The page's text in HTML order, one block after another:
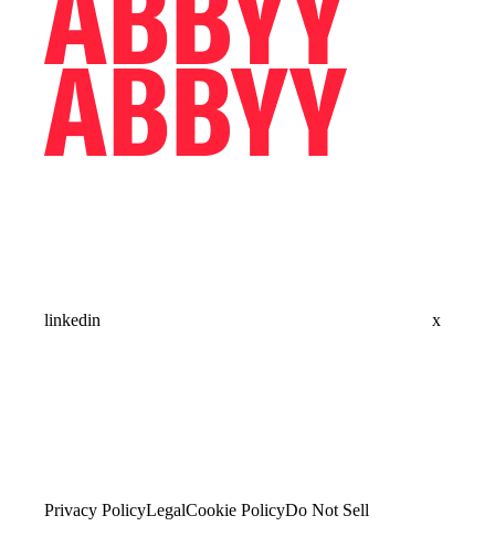
linkedin x
Privacy PolicyLegalCookie PolicyDo Not Sell